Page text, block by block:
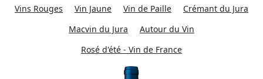
Vins Rouges
Vin Jaune Vin de Paille
Crémant du Jura
Macvin du Jura
Autour du Vin
Rosé d'été - Vin de France